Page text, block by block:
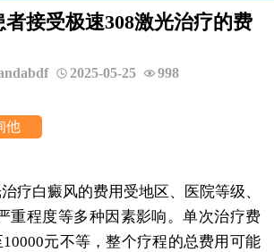
者接受极速308激光治疗的费
2025-05-25 998
白癜风的费用受地区、医院等级、
重程度等多种因素影响。单次治疗费
元不等，整个疗程的总费用可能